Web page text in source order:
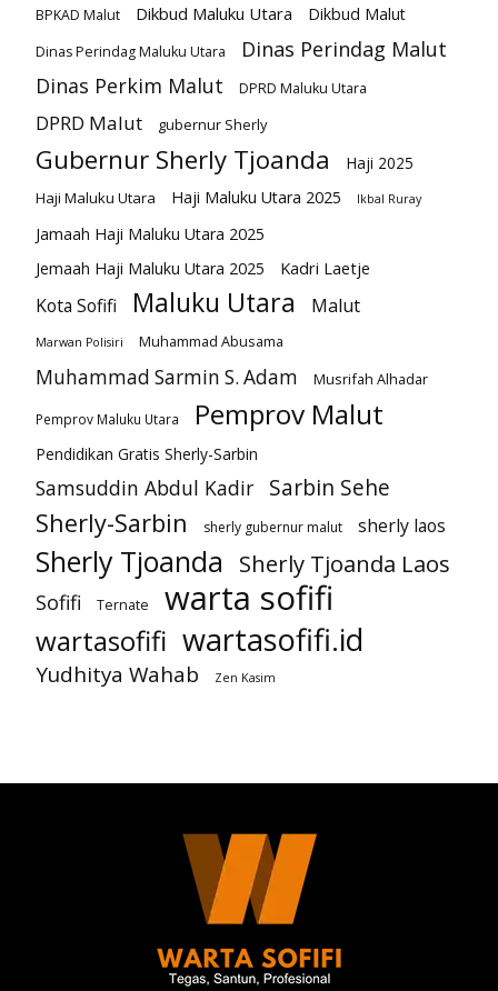
BPKAD Malut Dikbud Maluku Utara Dikbud Malut
Dinas Perindag Maluku Utara
Dinas Perindag Malut
Dinas Perkim Malut
DPRD Maluku Utara
DPRD Malut gubernur Sherly
Gubernur Sherly Tjoanda Haji 2025
Haji Maluku Utara Haji Maluku Utara 2025 Ikbal Ruray
Jamaah Haji Maluku Utara 2025
Jemaah Haji Maluku Utara 2025
Kadri Laetje
Kota Sofifi Maluku Utara Malut
Marwan Polisiri Muhammad Abusama
Muhammad Sarmin S. Adam Musrifah Alhadar
Pemprov Maluku Utara Pemprov Malut
Pendidikan Gratis Sherly-Sarbin
Samsuddin Abdul Kadir Sarbin Sehe
Sherly-Sarbin sherly gubernur malut sherly laos
Sherly Tjoanda Sherly Tjoanda Laos
Sofifi Ternate warta sofifi
wartasofifi wartasofifi.id
Yudhitya Wahab Zen Kasim